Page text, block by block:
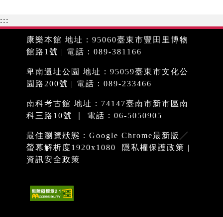
:::
康樂本館 地址：95060臺東市豐田里博物
館路1號 | 電話：089-381166
卑南遺址公園 地址：95059臺東市文化公
園路200號 | 電話：089-233466
南科考古館 地址：74147臺南市新市區南
科三路10號 ｜ 電話：06-5050905
最佳瀏覽狀態：Google Chrome最新版╱
螢幕解析度1920x1080
隱私權保護政策 |
資訊安全政策